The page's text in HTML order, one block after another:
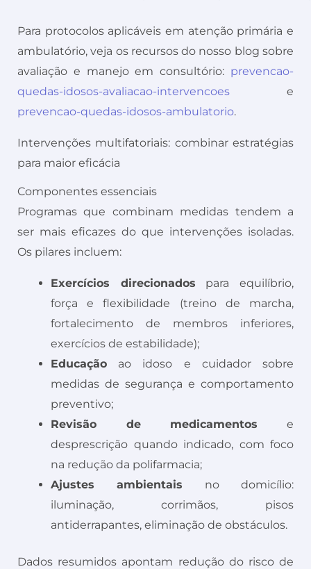
Para protocolos aplicáveis em atenção primária e
ambulatório, veja os recursos do nosso blog sobre
avaliação e manejo em consultório: prevencao-
quedas-idosos-avaliacao-intervencoes e
prevencao-quedas-idosos-ambulatorio.
Intervenções multifatoriais: combinar estratégias
para maior eficácia
Componentes essenciais
Programas que combinam medidas tendem a
ser mais eficazes do que intervenções isoladas.
Os pilares incluem:
Exercícios direcionados para equilíbrio,
força e flexibilidade (treino de marcha,
fortalecimento de membros inferiores,
exercícios de estabilidade);
Educação ao idoso e cuidador sobre
medidas de segurança e comportamento
preventivo;
Revisão de medicamentos e
desprescrição quando indicado, com foco
na redução da polifarmacia;
Ajustes ambientais no domicílio:
iluminação, corrimãos, pisos
antiderrapantes, eliminação de obstáculos.
Dados resumidos apontam redução do risco de